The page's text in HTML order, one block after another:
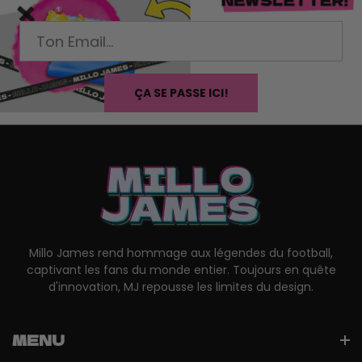
ÇA SE PASSE ICI!
Millo James rend hommage aux légendes du football,
captivant les fans du monde entier. Toujours en quête
d'innovation, MJ repousse les limites du design.
MENU